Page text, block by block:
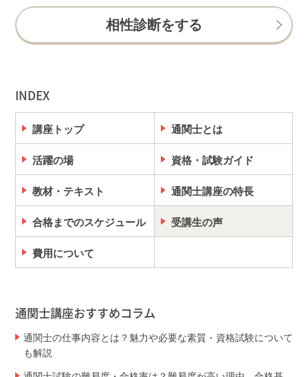
相性診断をする
INDEX
講座トップ 通関士とは
活躍の場 資格・試験ガイド
教材・テキスト 通関士講座の特長
合格までのスケジュール 受講生の声
費用について
通関士講座おすすめコラム
通関士の仕事内容とは？魅力や必要な素質・資格試験について
も解説